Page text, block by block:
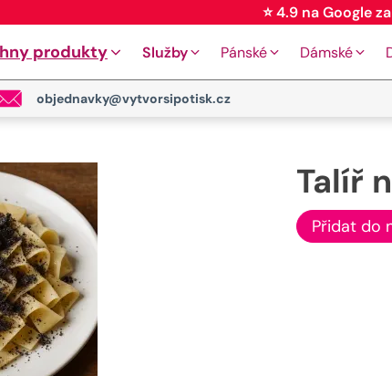
⭐ 4.9 na Google
produkty Služby Pánské Dámské
objednavky@vytvorsipotisk.cz
Talíř
Přidat do